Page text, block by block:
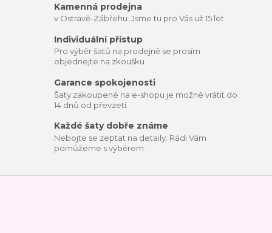
Kamenná prodejna
v Ostravě-Zábřehu. Jsme tu pro Vás už 15 let
Individuální přístup
Pro výběr šatů na prodejně se prosím
objednejte na zkoušku
Garance spokojenosti
Šaty zakoupené na e-shopu je možné vrátit do
14 dnů od převzetí.
Každé šaty dobře známe
Nebojte se zeptat na detaily. Rádi Vám
pomůžeme s výběrem.